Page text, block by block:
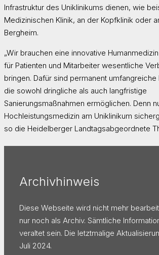
Infrastruktur des Uniklinikums dienen, wie
Medizinischen Klinik, an der Kopfklinik oder
Bergheim.
„Wir brauchen eine innovative
für Patienten und Mitarbeiter wesentliche
bringen. Dafür sind permanent umfangreiche
die sowohl dringliche als auch langfristige
Sanierungsmaßnahmen ermöglichen. Denn
Hochleistungsmedizin am Uniklinikum
so die Heidelberger Landtagsabgeordnete
Archivhinweis
Diese Webseite wird nicht mehr
nur noch als Archiv. Sämtliche
veraltet sein. Die letztmalige
Juli 2024.